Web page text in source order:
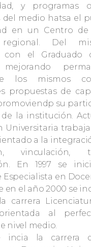
y programas
del medio hatsa el
en un Centro de
regional. Del
con el Graduado
mejorando
los mismos
propuestas de
su
la institución.
Universitaria
a la
vinculación,
En 1997 se
Especialista en
en el año 2000 se
carrera
al
nivel medio.
incia la carrera